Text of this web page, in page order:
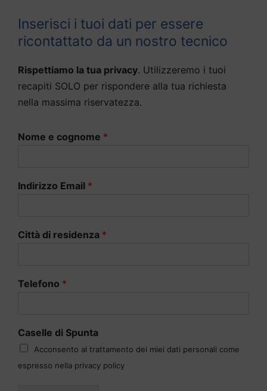
Inserisci i tuoi dati per essere
ricontattato da un nostro tecnico
Rispettiamo la tua privacy. Utilizzeremo i tuoi
recapiti SOLO per rispondere alla tua richiesta
nella massima riservatezza.
Nome e cognome *
Indirizzo Email *
Città di residenza *
Telefono *
Caselle di Spunta
Acconsento al trattamento dei miei dati personali come
espresso nella privacy policy